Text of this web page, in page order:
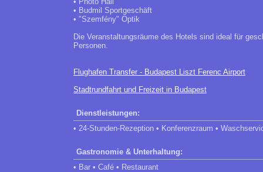
• Budmil Sportgeschäft
• "Szemfény" Optik
Die Veranstaltungsräume des Hotels sind ideal für
Personen.
Flughafen Transfer - Budapest Liszt Ferenc Airport
Stadtrundfahrt und Freizeit in Budapest
Dienstleistungen:
• 24-Stunden-Rezeption • Konferenzraum •
Gastronomie & Unterhaltung:
• Bar • Café • Restaurant